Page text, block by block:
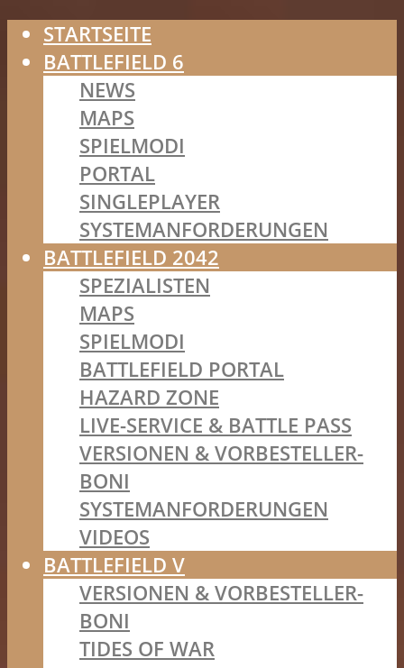
STARTSEITE
BATTLEFIELD 6
NEWS
MAPS
SPIELMODI
PORTAL
SINGLEPLAYER
SYSTEMANFORDERUNGEN
BATTLEFIELD 2042
SPEZIALISTEN
MAPS
SPIELMODI
BATTLEFIELD PORTAL
HAZARD ZONE
LIVE-SERVICE & BATTLE PASS
VERSIONEN & VORBESTELLER-
BONI
SYSTEMANFORDERUNGEN
VIDEOS
BATTLEFIELD V
VERSIONEN & VORBESTELLER-
BONI
TIDES OF WAR